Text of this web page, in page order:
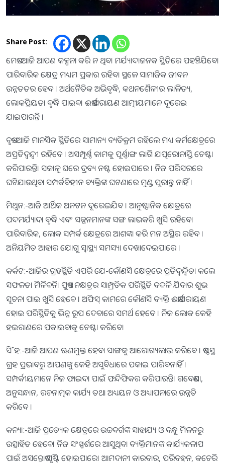
Share Post:
ମେଷ:-ଆଜି ଆପଣ କଳ୍ପନା କରି ନ ଥିବା ମର୍ଯ୍ୟାଦାଜନକ ସ୍ଥିତିରେ ପହଞ୍ଚିଯିବେ।
ପାରିବାରିକ କ୍ଷେତ୍ର ମଧ୍ୟମ ପ୍ରକାର ରହିବା ସ୍ଥଳେ ସାମାଜିକ ଜୀବନ
ଉନ୍ନତତର ହେବ । ଅର୍ଥନୈତିକ ଅଭିବୃଦ୍ଧି, କଥନଶୈଳୀର ଲାଳିତ୍ୟ,
ଲୋକପ୍ରିୟତା ବୃଦ୍ଧି ପାଇବ। ଈର୍ଷାପରାୟଣ ଆତ୍ମୀୟମାନେ ଦୂରେଇ
ଯାଇପାରନ୍ତି ।
ବୃଷ:-ଆଜି ମାନସିକ ସ୍ଥିତିରେ ସାମାନ୍ୟ ବ୍ୟତିକ୍ରମ ରହିଲେ ମଧ୍ୟ କର୍ମକ୍ଷେତ୍ରରେ
ଅପ୍ରତିଦ୍ୱନ୍ଦ୍ୱୀ ରହିବେ । ଅସମ୍ପୂର୍ଣ୍ଣ କାମକୁ ପୂର୍ଣ୍ଣାଙ୍ଗ ଲାଗି ଯତ୍ପରୋନାସ୍ତି ଚେଷ୍ଟା
କରିପାରନ୍ତି। ସକାଳୁ ଘରେ ଦ୍ରବ୍ୟ ନଷ୍ଟ ହୋଇପାରେ । ନିଜ ପରିସରରେ
ଘଟିଯାଉଥିବା ସମ୍ପର୍କବିହୀନ ବ୍ୟକ୍ତିଙ୍କ ଘଟଣାରେ ମୁଣ୍ଡ ପୂରାନ୍ତୁ ନାହିଁ ।
ମିଥୁନ:-ଆଜି ଆର୍ଥିକ ଅନଟନ ଦୂରେଇଯିବ । ଆନୁଷ୍ଠାନିକ କ୍ଷେତ୍ରରେ
ପଦମର୍ଯ୍ୟାଦା ବୃଦ୍ଧି ଏବଂ ସଜ୍ଜନମାନଙ୍କ ସଙ୍ଗ ଲାଭକରି ଖୁସି ରହିବେ।
ପାରିବାରିକ, ଲୋକ ସମ୍ପର୍କ କ୍ଷେତ୍ରରେ ଆଶଙ୍କା କରି ମନ ଅସ୍ଥିର ରହିବ ।
ଅନିୟମିତ ଆହାର ଯୋଗୁ ସ୍ବାସ୍ଥ୍ୟ ସମସ୍ୟା ଦେଖାଦେଇପାରେ ।
କର୍କଟ:-ଆଜିର ଗ୍ରହସ୍ଥିତି ଏପରି ଯେ-କୌଣସି କ୍ଷେତ୍ରରେ ପ୍ରତିଦ୍ୱନ୍ଦ୍ୱିତା କଲେ
ସଫଳତା ମିଳିବନି। ପୁଷ୍ୟା ନକ୍ଷତ୍ରର ସାମ୍ପ୍ରତିକ ପରିସ୍ଥିତି ବଦଳି ଯିବାର ଶୁଭ
ସୂଚନା ପାଇ ଖୁସି ହେବେ । ଅଫିସ୍ କାମରେ କୌଣସି ବ୍ୟକ୍ତି ଈର୍ଷାପରାୟଣ
ହୋଇ ପରିସ୍ଥିତିକୁ ଭିନ୍ନ ରୂପ ଦେବାରେ ସମର୍ଥ ହେବେ । ନିଜ ଲୋକ କେହି
ହଇରାଣରେ ପକାଇବାକୁ ଚେଷ୍ଟା କରିବେ।
ସି˚ହ:-ଆଜି ଆପଣ ଋଣମୁକ୍ତ ହେବା ସାଙ୍ଗକୁ ଆରୋଗ୍ୟଲାଭ କରିବେ । ଷଷ୍ଠସ୍ଥ
ଗ୍ରହ ପ୍ରଭାବରୁ ଆପଣଙ୍କୁ କେହି ଅସୁବିଧାରେ ପକାଇ ପାରିବନାହିଁ ।
ସମ୍ପର୍କୀୟମାନେ ନିଜ ଫାଇଦା ପାଇଁ ଫନ୍ଦିଫିକର କରିପାରନ୍ତି। ଗବେଷଣା,
ଅନୁସନ୍ଧାନ, ରଚନାତ୍ମକ କାର୍ଯ୍ୟ ତଥା ଅଧ୍ୟୟନ ଓ ଅଧ୍ୟାପନାରେ ଉନ୍ନତି
କରିବେ ।
କନ୍ୟା:-ଆଜି ପ୍ରତ୍ୟେକ କ୍ଷେତ୍ରରେ ଉଚ୍ଚବର୍ଗଙ୍କ ସାହାଯ୍ୟ ଓ ବନ୍ଧୁ ମିଳନରୁ
ଉତ୍ସାହିତ ହେବେ। ନିଜ ସଂସ୍ପର୍ଶରେ ଆସୁଥିବା ବ୍ୟକ୍ତିମାନଙ୍କ କାର୍ଯ୍ୟକଳାପ
ପାଇଁ ଅସନ୍ତୋଷ ସୃଷ୍ଟି ହୋଇପାରେ। ଆମଦାନୀ କାରବାର, ପରିବହନ, କଚେରି